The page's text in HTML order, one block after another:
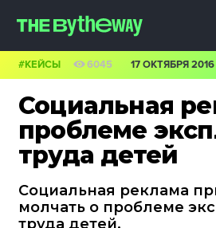
Социальная
проблеме
труда детей
Социальная реклама
молчать о проблеме
труда детей.
#КЕЙСЫ 6045 17 ОКТЯБРЯ 2016
КЕЙСЫ